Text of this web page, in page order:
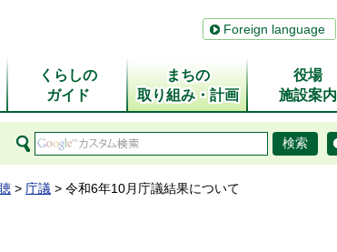
Foreign language
くらしの
ガイド
まちの
取り組み・計画
役場
施設案内
> 庁議 > 令和6年10月庁議結果について